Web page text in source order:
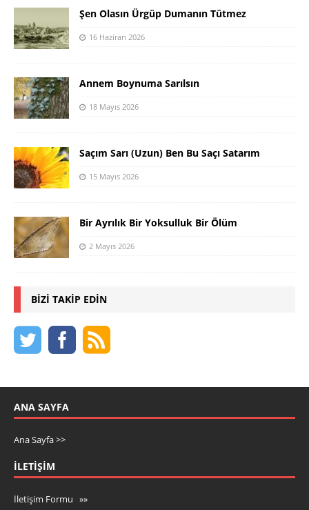
Şen Olasın Ürgüp Dumanın Tütmez
16 Haziran 2026
Annem Boynuma Sarılsın
18 Mayıs 2026
Saçım Sarı (Uzun) Ben Bu Saçı Satarım
15 Mayıs 2026
Bir Ayrılık Bir Yoksulluk Bir Ölüm
2 Mayıs 2026
BIZI TAKIP EDIN
ANA SAYFA
Ana Sayfa >>
İLETIŞIM
İletişim Formu »»